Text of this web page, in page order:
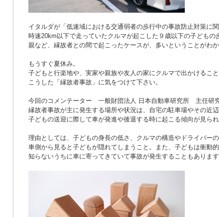
イタルダが「低速域における交通弱者の歩行中の事故防止対策に
時速20km以下で走っていたクルマが起こした９歳以下の子どもの
親など、縁故者との間で起こったケースが、多いということがわ
もうすぐ夏休み。
子どもと行楽地や、実家や親族や友人の家にクルマで出かけるこ
こうした「縁故者事故」に気をつけて下さい。
今回のコメンテーター 一般財団法人 日本自動車研究所 主任研
縁故者事故が主に発生する場所や状況は、自宅の駐車場やその近
子どもの送迎に際して車が発進や後退する時に起こる傾向が見ら
理由としては、子どもの身長の低さ、クルマの構造やドライバー
車側から見ると子どもが隠れてしまうこと。また、子どもは衝動
知らないうちに車に寄ってきていて事故が発生することもありま